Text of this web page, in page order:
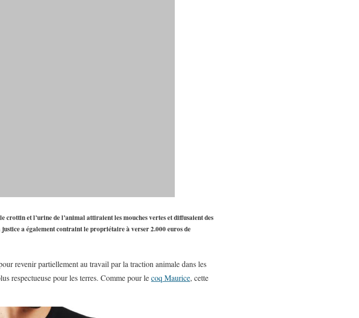
crottin et l’urine de l’animal attiraient les mouches vertes et diffusaient des
a également contraint le propriétaire à verser 2.000 euros de
revenir partiellement au travail par la traction animale dans les
respectueuse pour les terres. Comme pour lecoq Maurice, cette